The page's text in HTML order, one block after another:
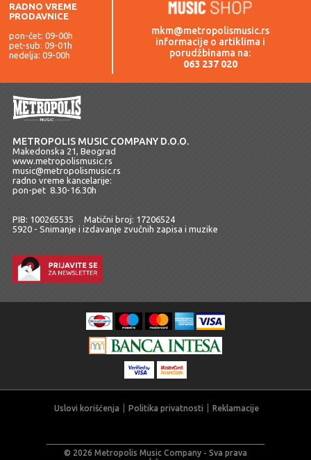
RADNO VREME
PRODAVNICE
pon-čet: 09-00h
pet-sub: 09-01h
nedelja: 09-00h
mkm@metropolismusic.rs
informacije o artiklima i
porudžbinama na:
063 237 020
METROPOLIS MUSIC COMPANY D.O.O.
Makedonska 21, Beograd
www.metropolismusic.rs
music@metropolismusic.rs
radno vreme kancelarije:
pon-pet 8.30-16.30h
PIB: 100265535 Matični broj: 17206524
5920 - Snimanje i izdavanje zvučnih zapisa i muzike
© 2026 Metropolis Music Company - Sva prava
Uslovi korišćenja Politika privatnosti Reklamacije